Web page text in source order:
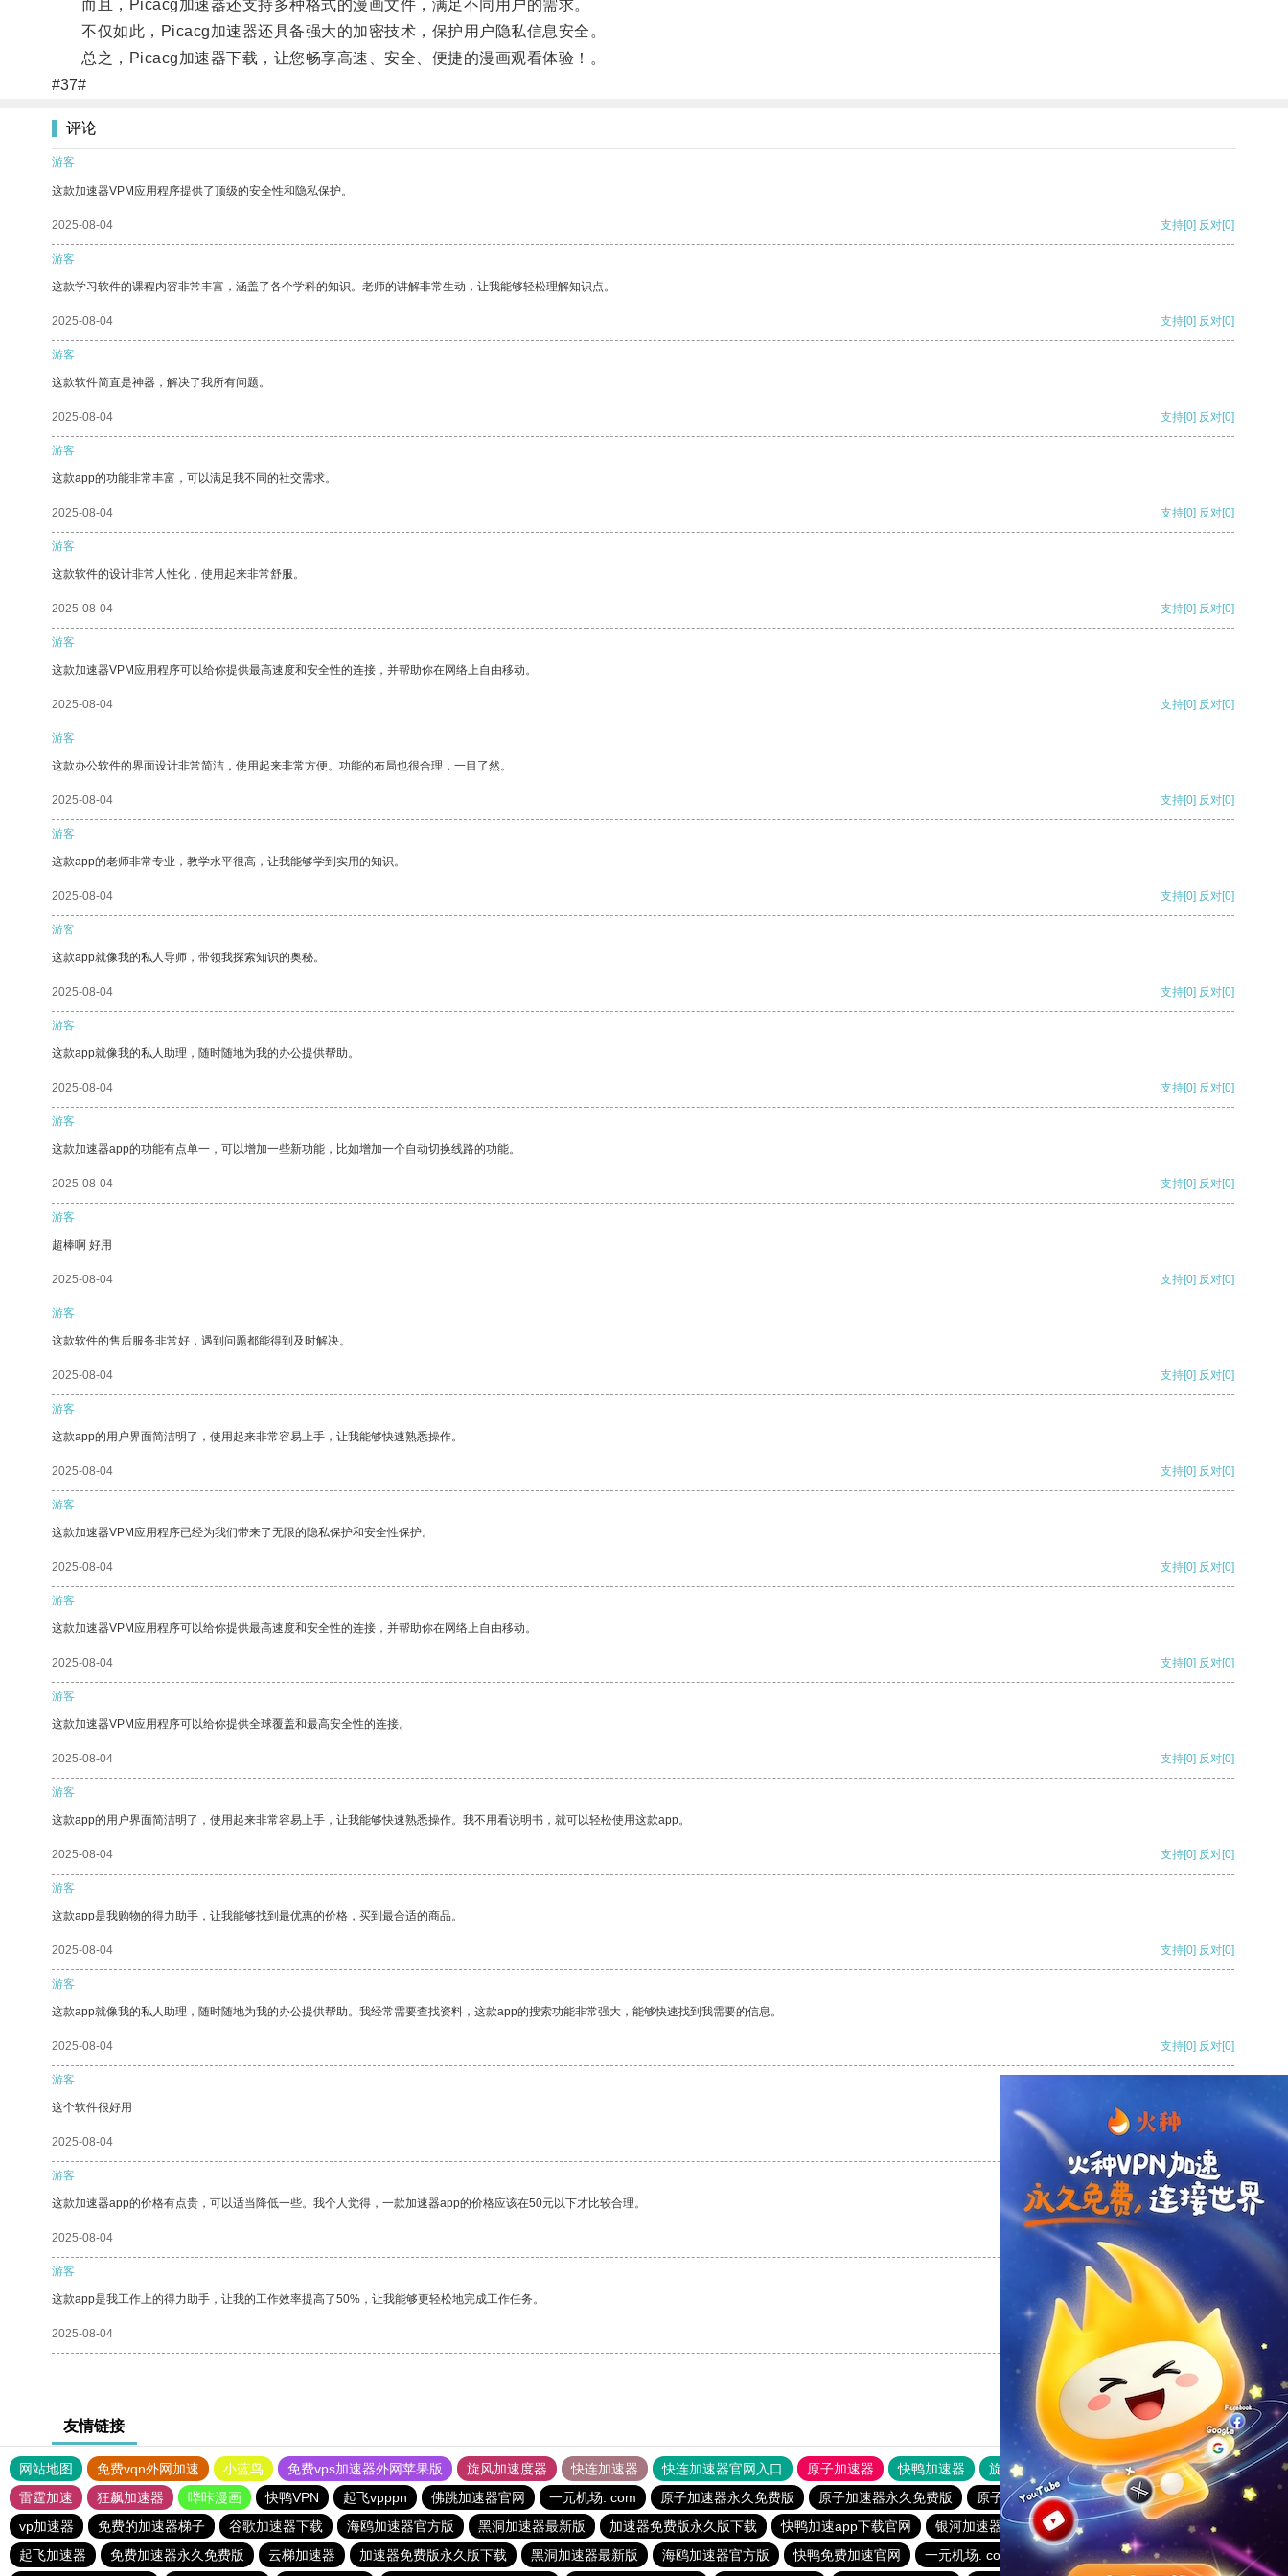
而且，Picacg加速器还支持多种格式的漫画文件，满足不同用户的需求。
不仅如此，Picacg加速器还具备强大的加密技术，保护用户隐私信息安全。
总之，Picacg加速器下载，让您畅享高速、安全、便捷的漫画观看体验！。
#37#
评论
游客
这款加速器VPM应用程序提供了顶级的安全性和隐私保护。
2025-08-04 支持[0] 反对[0]
游客
这款学习软件的课程内容非常丰富，涵盖了各个学科的知识。老师的讲解非常生动，让我能够轻松理解知识点。
2025-08-04 支持[0] 反对[0]
游客
这款软件简直是神器，解决了我所有问题。
2025-08-04 支持[0] 反对[0]
游客
这款app的功能非常丰富，可以满足我不同的社交需求。
2025-08-04 支持[0] 反对[0]
游客
这款软件的设计非常人性化，使用起来非常舒服。
2025-08-04 支持[0] 反对[0]
游客
这款加速器VPM应用程序可以给你提供最高速度和安全性的连接，并帮助你在网络上自由移动。
2025-08-04 支持[0] 反对[0]
游客
这款办公软件的界面设计非常简洁，使用起来非常方便。功能的布局也很合理，一目了然。
2025-08-04 支持[0] 反对[0]
游客
这款app的老师非常专业，教学水平很高，让我能够学到实用的知识。
2025-08-04 支持[0] 反对[0]
游客
这款app就像我的私人导师，带领我探索知识的奥秘。
2025-08-04 支持[0] 反对[0]
游客
这款app就像我的私人助理，随时随地为我的办公提供帮助。
2025-08-04 支持[0] 反对[0]
游客
这款加速器app的功能有点单一，可以增加一些新功能，比如增加一个自动切换线路的功能。
2025-08-04 支持[0] 反对[0]
游客
超棒啊 好用
2025-08-04 支持[0] 反对[0]
游客
这款软件的售后服务非常好，遇到问题都能得到及时解决。
2025-08-04 支持[0] 反对[0]
游客
这款app的用户界面简洁明了，使用起来非常容易上手，让我能够快速熟悉操作。
2025-08-04 支持[0] 反对[0]
游客
这款加速器VPM应用程序已经为我们带来了无限的隐私保护和安全性保护。
2025-08-04 支持[0] 反对[0]
游客
这款加速器VPM应用程序可以给你提供最高速度和安全性的连接，并帮助你在网络上自由移动。
2025-08-04 支持[0] 反对[0]
游客
这款加速器VPM应用程序可以给你提供全球覆盖和最高安全性的连接。
2025-08-04 支持[0] 反对[0]
游客
这款app的用户界面简洁明了，使用起来非常容易上手，让我能够快速熟悉操作。我不用看说明书，就可以轻松使用这款app。
2025-08-04 支持[0] 反对[0]
游客
这款app是我购物的得力助手，让我能够找到最优惠的价格，买到最合适的商品。
2025-08-04 支持[0] 反对[0]
游客
这款app就像我的私人助理，随时随地为我的办公提供帮助。我经常需要查找资料，这款app的搜索功能非常强大，能够快速找到我需要的信息。
2025-08-04 支持[0] 反对[0]
游客
这个软件很好用
2025-08-04
游客
这款加速器app的价格有点贵，可以适当降低一些。我个人觉得，一款加速器app的价格应该在50元以下才比较合理。
2025-08-04 反对
游客
这款app是我工作上的得力助手，让我的工作效率提高了50%，让我能够更轻松地完成工作任务。
2025-08-04 反对[0]
友情链接
网站地图 免费vqn外网加速 小蓝鸟 免费vps加速器外网苹果版 旋风加速度器 快连加速器 快连加速器官网入口 原子加速器 快鸭加速器 旋风加速度器 外网网址导航
软件中心
雷霆加速
狂飙加速器 哔咔漫画 快鸭VPN 起飞vpppn 佛跳加速器官网 一元机场. com 原子加速器永久免费版 原子加速器永久免费版 原子加速器永久免费版
一元机场. com
vp加速器
免费的加速器梯子 谷歌加速器下载 海鸥加速器官方版 黑洞加速器最新版 加速器免费版永久版下载 快鸭加速app下载官网 银河加速器 小飞象加速器
旋风加速下载
起飞加速器
免费加速器永久免费版 云梯加速器 加速器免费版永久版下载 黑洞加速器最新版 海鸥加速器官方版 快鸭免费加速官网 一元机场. com
旋风加速下载